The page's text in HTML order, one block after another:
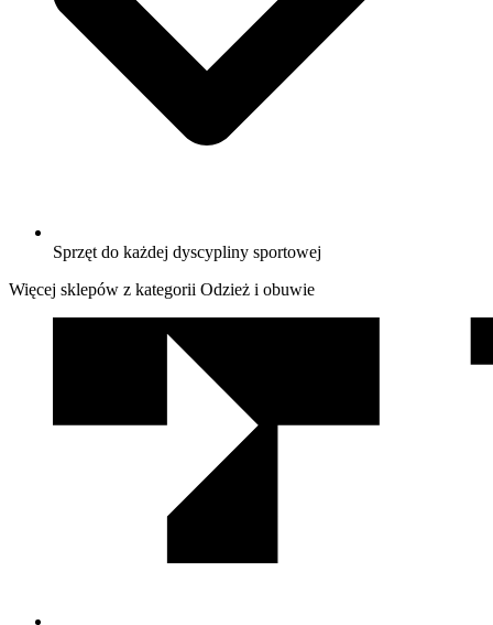
Sprzęt do każdej dyscypliny sportowej
Więcej sklepów z kategorii Odzież i obuwie